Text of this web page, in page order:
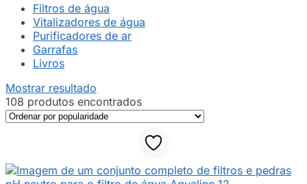
Filtros de água
Vitalizadores de água
Purificadores de ar
Garrafas
Livros
Mostrar resultado
108 produtos encontrados